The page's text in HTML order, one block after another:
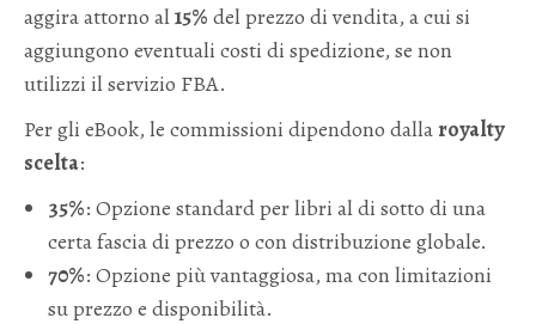
aggira attorno al15% del prezzo di vendita, a cui si
aggiungono eventuali costi di spedizione, se non
utilizzi il servizio FBA.
Per gli eBook, le commissioni dipendono dalla royalty
scelta:
35%: Opzione standard per libri al di sotto di una
certa fascia di prezzo o con distribuzione globale.
70%: Opzione più vantaggiosa, ma con limitazioni
su prezzo e disponibilità.